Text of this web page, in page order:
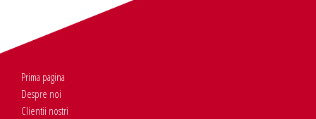
Prima pagina
Despre noi
Clientii nostri